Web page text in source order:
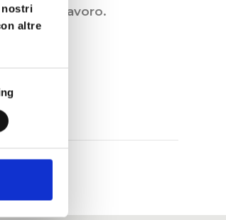
altre
del lavoro.